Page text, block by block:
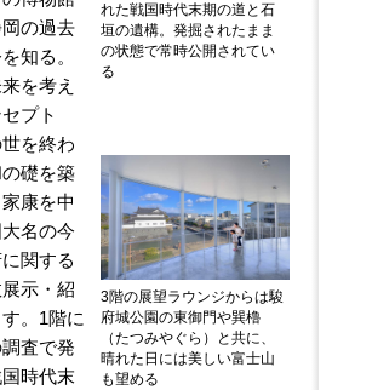
の過去
知る。
を考え
プト
を終わ
礎を築
康を中
名の今
関する
示・紹
。1階に
査で発
時代末
れた戦国時代末期の道と石
垣の遺構。発掘されたまま
の状態で常時公開されてい
る
3階の展望ラウンジからは駿
府城公園の東御門や巽櫓
（たつみやぐら）と共に、
晴れた日には美しい富士山
も望める